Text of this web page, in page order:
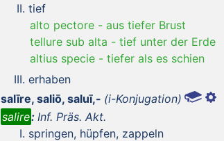
tief
alto pectore - aus tiefer Brust
tellure sub alta - tief unter der Erde
altius specie - tiefer als es schien
erhaben
salīre, saliō, saluī,- (i-Konjugation)
salire: Inf. Präs. Akt.
springen, hüpfen, zappeln